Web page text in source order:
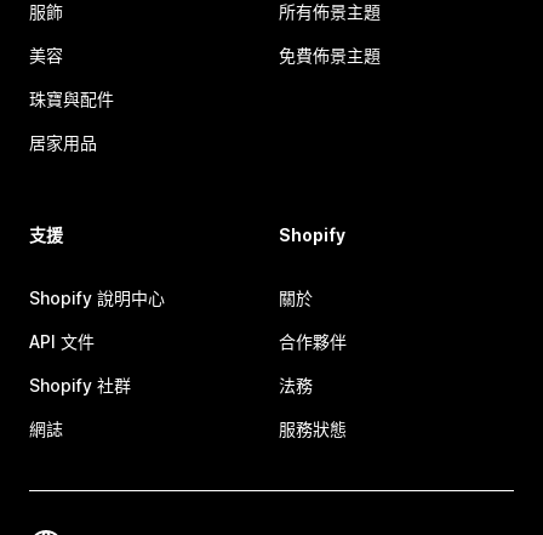
服飾
美容
珠寶與配件
居家用品
所有佈景主題
免費佈景主題
支援
Shopify 說明中心
API 文件
Shopify 社群
網誌
Shopify
關於
合作夥伴
法務
服務狀態